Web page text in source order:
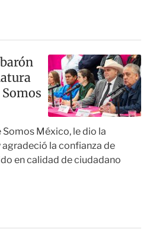
México, le dio la
la confianza de
en calidad de ciudadano